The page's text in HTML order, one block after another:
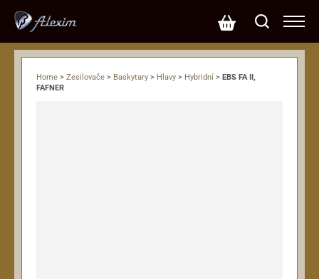
Home > Zesilovače > Baskytary > Hlavy > Hybridní > EBS FA II,
FAFNER